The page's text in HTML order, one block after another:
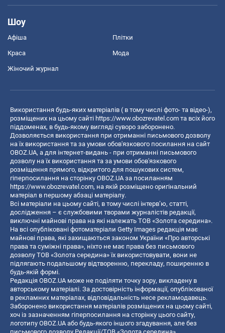
Шоу
Афіша Плітки
Краса Мода
Жіночий журнал
Використання будь-яких матеріалів ( в тому числі фото- та відео-),
розміщених на цьому сайті https://www.obozrevatel.com та всіх його
піддоменах, в будь-якому вигляді суворо заборонено.
Дозволяється використання при отриманні письмового дозволу
на їх використання та за умови обов'язкового посилання на сайт
OBOZ.UA, а для інтернет-видань - при отриманні письмового
дозволу на їх використання та за умови обов'язкового
розміщення прямого, відкритого для пошукових систем,
гіперпосилання на сторінку OBOZ.UA за посиланням
https://www.obozrevatel.com, на якій розміщено оригінальний
матеріал в першому абзаці матеріалу.
Всі матеріали на цьому сайті, в тому числі інтерв’ю, статті,
дослідження – є службовими творами журналістів редакції,
виключні майнові права на які належать ТОВ «Золота середина».
На всі опубліковані фотоматеріали Getty Images редакція має
майнові права, які захищаються законом України «Про авторські
права та суміжні права», ніхто не має права без письмового
дозволу ТОВ «Золота середина» їх використовувати, вони не
підлягають подальшому відтворенню, перекладу, поширенню в
будь-якій формі.
Редакція OBOZ.UA може не поділяти точку зору, викладену в
авторському матеріалі. За достовірність інформації, опублікованої
в рекламних матеріалах, відповідальність несе рекламодавець.
Заборонено використання матеріалів розміщених на цьому сайті,
хоч із зазначенням гіперпосилання на сторінку цього сайту,
логотипу OBOZ.UA або будь-якого іншого згадування, але без